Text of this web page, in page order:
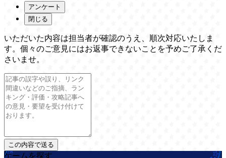
アンケート
閉じる
いただいた内容は担当者が確認のうえ、順次対応いたしま
す。個々のご意見にはお返事できないことを予めご了承くだ
さいませ。
ゲームを探す